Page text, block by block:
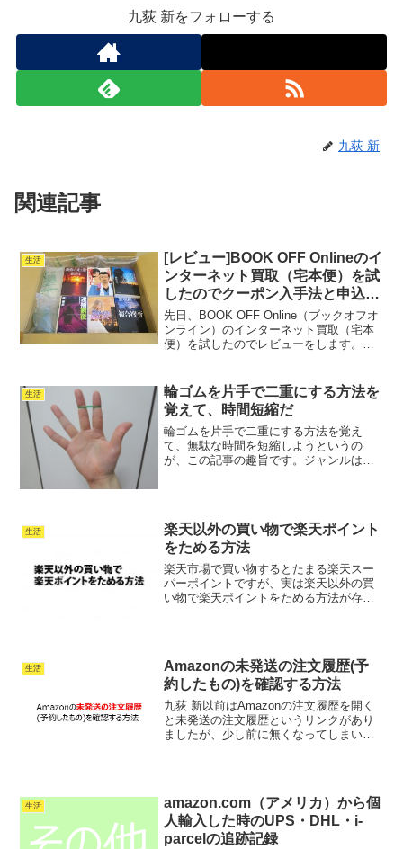
九荻 新をフォローする
九荻 新
関連記事
生活
[レビュー]BOOK OFF Onlineのイ
ンターネット買取（宅本便）を試
したのでクーポン入手法と申込み
方法、実際の買取価格を紹介する
よ
先日、BOOK OFF Online（ブックオフオ
ンライン）のインターネット買取（宅本
便）を試したのでレビューをします。こ
るので、ぜひ最後までお付き合いくださ
い。これ...
生活
輪ゴムを片手で二重にする方法を
覚えて、時間短縮だ
輪ゴムを片手で二重にする方法を覚え
て、無駄な時間を短縮しようというの
が、この記事の趣旨です。ジャンルは、
生活
楽天以外の買い物で楽天ポイント
をためる方法
楽天市場で買い物するとたまる楽天スー
パーポイントですが、実は楽天以外の買
い物で楽天ポイントをためる方法が存在
生活
Amazonの未発送の注文履歴(予
約したもの)を確認する方法
九荻 新以前はAmazonの注文履歴を開く
と未発送の注文履歴というリンクがあり
ましたが、少し前に無くなってしまいま
生活
amazon.com（アメリカ）から個
人輸入した時のUPS・DHL・i-
parcelの追跡記録